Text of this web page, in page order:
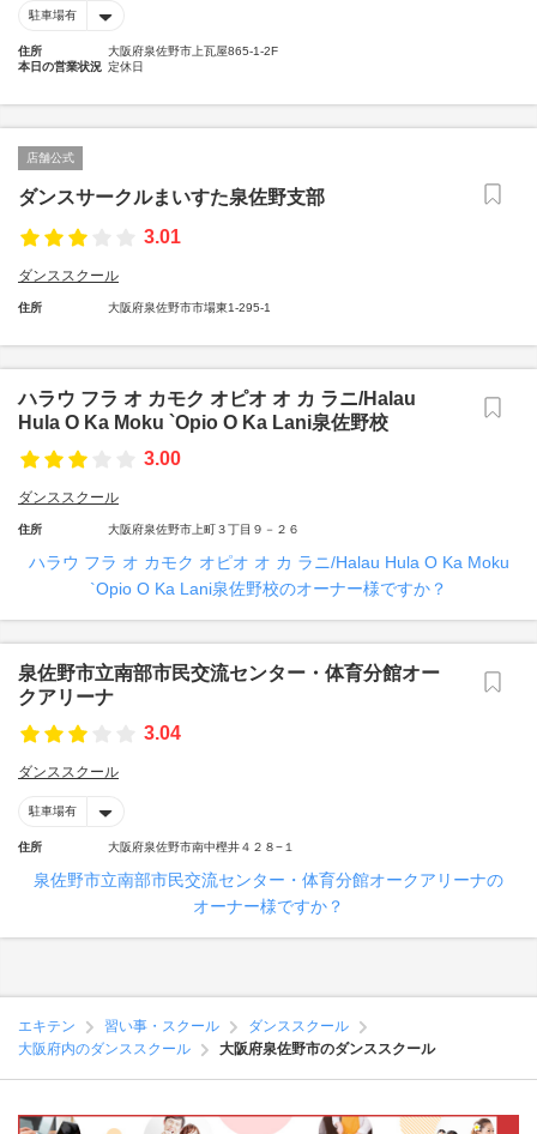
駐車場有
住所
大阪府泉佐野市上瓦屋865-1-2F
本日の営業状況 定休日
店舗公式
ダンスサークルまいすた泉佐野支部
3.01
ダンススクール
住所 大阪府泉佐野市市場東1-295-1
ハラウ フラ オ カモク オピオ オ カ ラニ/Halau
Hula O Ka Moku `Opio O Ka Lani泉佐野校
3.00
ダンススクール
住所 大阪府泉佐野市上町３丁目９－２６
ハラウ フラ オ カモク オピオ オ カ ラニ/Halau Hula O Ka Moku
`Opio O Ka Lani泉佐野校のオーナー様ですか？
泉佐野市立南部市民交流センター・体育分館オー
クアリーナ
3.04
ダンススクール
駐車場有
住所 大阪府泉佐野市南中樫井４２８−１
泉佐野市立南部市民交流センター・体育分館オークアリーナの
オーナー様ですか？
エキテン 習い事・スクール
ダンススクール
大阪府内のダンススクール
大阪府泉佐野市のダンススクール